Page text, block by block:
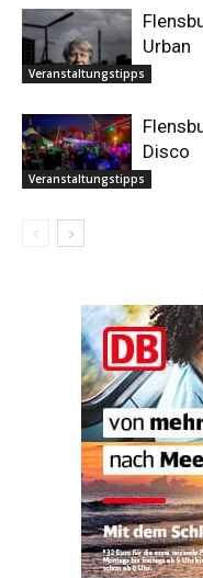
Veranstaltungstipps
Urban
Veranstaltungstipps
Disco